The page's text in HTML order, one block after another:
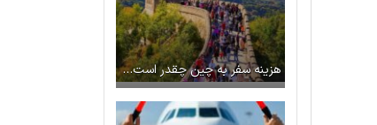
هزینه سفر به چین چقدر است؟ راهنمای مدیریت بودجه در چین